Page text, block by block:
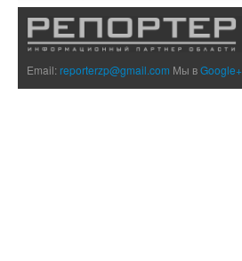
Email:reporterzp@gmail.com Мы вGoogle+